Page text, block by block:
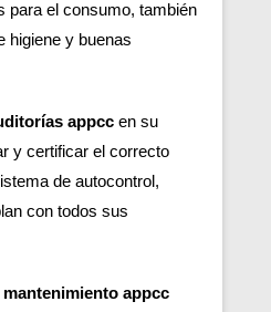
para el consumo, también
higiene y buenas
appcc en su
y certificar el correcto
de autocontrol,
con todos sus
appcc